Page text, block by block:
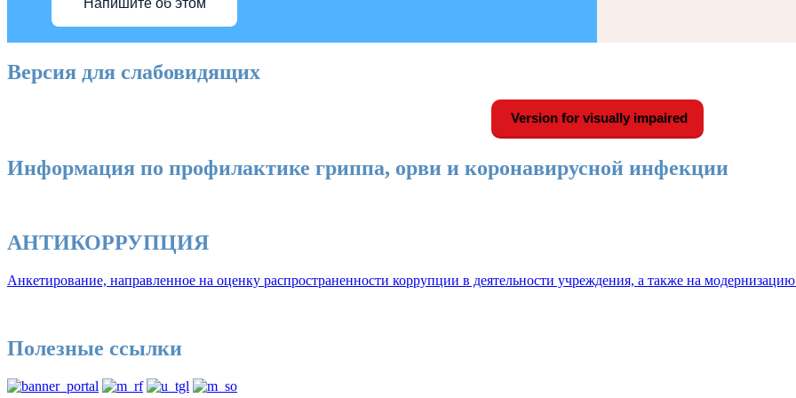
Напишите об этом
Версия для слабовидящих
Version for visually impaired
Информация по профилактике гриппа, орви и коронавирусной инфекции
АНТИКОРРУПЦИЯ
Анкетирование, направленное на оценку распространенности коррупции в деятельности учреждения, а также на
Полезные ссылки